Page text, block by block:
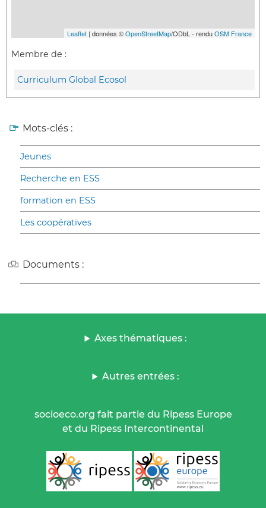
Leaflet | données ©OpenStreetMap/ODbL - renduOSM France
Membre de :
Curriculum Global Ecosol
Mots-clés :
Jeunes
Recherche en ESS
formation en ESS
Les coopératives
Documents :
Axes thématiques :
Autres entrées :
socioeco.org fait partie du Ripess Europe
et du Ripess Intercontinental